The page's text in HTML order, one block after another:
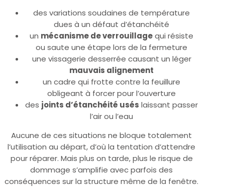
des variations soudaines de température
dues à un défaut d’étanchéité
un mécanisme de verrouillagequi résiste
ou saute une étape lors de la fermeture
une vissagerie desserrée causant un léger
mauvais alignement
un cadre qui frotte contre la feuillure
obligeant à forcer pour l’ouverture
des joints d’étanchéité usés laissant passer
l’air ou l’eau
Aucune de ces situations ne bloque totalement
l’utilisation au départ, d’où la tentation d’attendre
pour réparer. Mais plus on tarde, plus le risque de
dommage s’amplifie avec parfois des
conséquences sur la structure même de la fenêtre.